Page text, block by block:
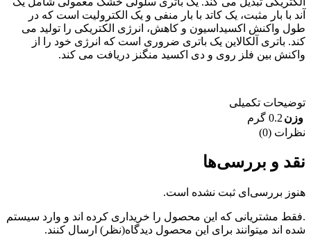
آند با بار مثبت، یک کاتد با بار منفی و یک الکترولیت است که در
طول واکنش اکسیداسیون و کاهش، انرژی الکتریکی را تولید می
کند. باتری آلکالاین یک باتری ضروری است که انرژی خود را از
واکنش بین فلز روی و دی اکسید منگنز دریافت می کند.
توضیحات تکمیلی
وزن 0.2 گرم
نظرات (0)
نقد و بررسی‌ها
هنوز بررسی‌ای ثبت نشده است.
.فقط مشتریانی که این محصول را خریداری کرده اند و وارد سیستم
شده اند میتوانند برای این محصول دیدگاه(نظر) ارسال کنند.